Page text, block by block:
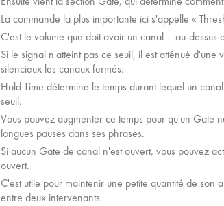
La commande la plus importante ici s'appelle «
C'est le volume que doit avoir un canal – au-
Si le signal n'atteint pas ce seuil, il est atténué
silencieux les canaux fermés.
Hold Time détermine le temps durant lequel un
seuil.
Vous pouvez augmenter ce temps pour qu'un Gate
longues pauses dans ses phrases.
Si aucun Gate de canal n'est ouvert, vous pouvez
ouvert.
C'est utile pour maintenir une petite quantité de
entre deux intervenants.